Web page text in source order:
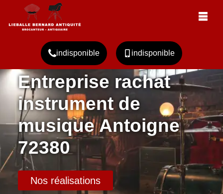
indisponible indisponible
Entreprise rachat
instrument de
musique Antoigne
72380
Nos réalisations